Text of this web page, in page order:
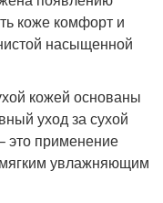
коже комфорт и
насыщенной
кожей основаны
уход за сухой
это применение
увлажняющим